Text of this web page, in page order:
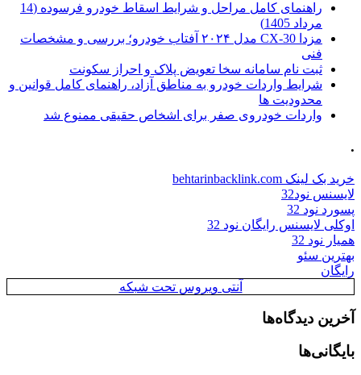
راهنمای کامل مراحل و شرایط اسقاط خودرو فرسوده (14
مرداد 1405)
مزدا CX-30 مدل ۲۰۲۴ آفتاب خودرو؛ بررسی و مشخصات
فنی
ثبت نام سامانه سخا تعویض پلاک و احراز سکونت
شرایط واردات خودرو به مناطق آزاد، راهنمای کامل قوانین و
محدودیت ها
واردات خودروی صفر برای اشخاص حقیقی ممنوع شد
.
خرید بک لینک behtarinbacklink.com
لایسنس نود32
پسورد نود 32
اوکلی لایسنس رایگان نود 32
همیار نود 32
بهترین سئو
رایگان
آنتی ویروس تحت شبکه
آخرین دیدگاه‌ها
بایگانی‌ها